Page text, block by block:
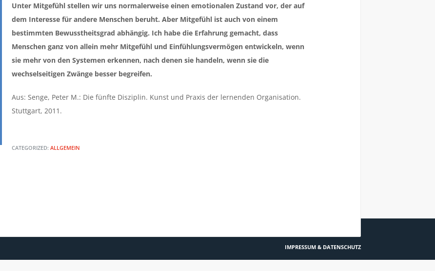
Unter Mitgefühl stellen wir uns normalerweise einen emotionalen Zustand vor, der auf
dem Interesse für andere Menschen beruht. Aber Mitgefühl ist auch von einem
bestimmten Bewusstheitsgrad abhängig. Ich habe die Erfahrung gemacht, dass
Menschen ganz von allein mehr Mitgefühl und Einfühlungsvermögen entwickeln, wenn
sie mehr von den Systemen erkennen, nach denen sie handeln, wenn sie die
wechselseitigen Zwänge besser begreifen.
Aus: Senge, Peter M.: Die fünfte Disziplin. Kunst und Praxis der lernenden Organisation.
Stuttgart, 2011.
CATEGORIZED: ALLGEMEIN
IMPRESSUM & DATENSCHUTZ